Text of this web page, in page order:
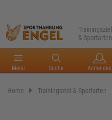
Trainingsziel
& Sportarten
Menü Suche Anmelden
Home Trainingsziel & Sportarten